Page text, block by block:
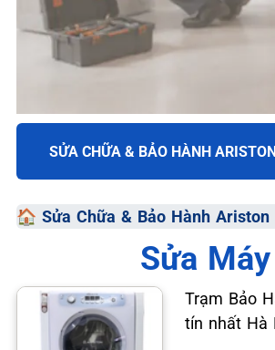
TRUNG TÂM BẢO HÀNH ĐIỆN
SỬA CHỮA &
ARISTON
Chất Lượng Tối Ưu - Giá Thành
📞 09.663.898.33
SỬA CHỮA & BẢO HÀNH ARISTON
🏠 Sửa Chữa & Bảo Hành Ariston
Sửa
Trạm Bảo
tín nhất Hà